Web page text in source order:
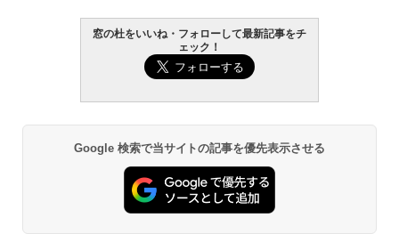
窓の杜をいいね・フォローして最新記事をチ
ェック！
Google 検索で当サイトの記事を優先表示させる